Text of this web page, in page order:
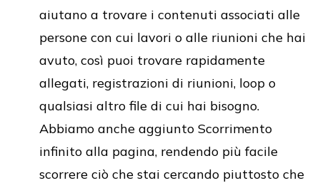
aiutano a trovare i contenuti associati alle
persone con cui lavori o alle riunioni che hai
avuto, così puoi trovare rapidamente
allegati, registrazioni di riunioni, loop o
qualsiasi altro file di cui hai bisogno.
Abbiamo anche aggiunto Scorrimento
infinito alla pagina, rendendo più facile
scorrere ciò che stai cercando piuttosto che